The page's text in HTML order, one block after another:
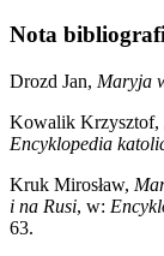
Nota
Drozd Jan, Maryja
Kowalik Krzysztof,
Encyklopedia
Kruk Mirosław,
i na Rusi, w:
63.